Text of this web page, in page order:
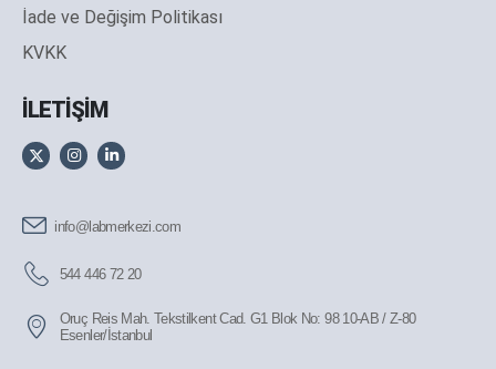
İade ve Değişim Politikası
KVKK
İLETİŞİM
info@labmerkezi.com
544 446 72 20
Oruç Reis Mah. Tekstilkent Cad. G1 Blok No: 98 10-AB / Z-80
Esenler/İstanbul